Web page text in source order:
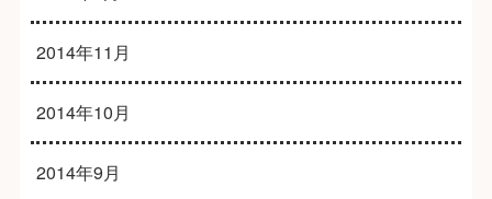
2014年11月
2014年10月
2014年9月